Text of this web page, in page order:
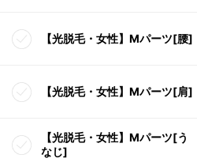
【光脱毛・女性】Mパーツ[腰]
【光脱毛・女性】Mパーツ[肩]
【光脱毛・女性】Mパーツ[う
なじ]